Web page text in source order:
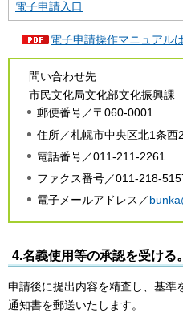
電子申請入口
電子申請操作マニュアル
問い合わせ先
市民文化局文化部文化振興課
郵便番号／〒060-0001
住所／札幌市中央区北1条
電話番号／011-211-2261
ファクス番号／011-218-
電子メールアドレス／
4.名義使用等の承認を受ける。
申請後に提出内容を精査し、基準
通知書を郵送いたします。